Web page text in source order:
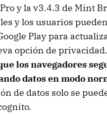
y la v3.4.3 de Mint
y los usuarios
Play para
opción de privacidad.
los navegadores
datos en modo
de datos solo se